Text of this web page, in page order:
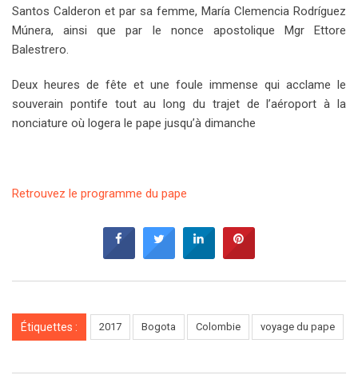
Santos Calderon et par sa femme, María Clemencia Rodríguez
Múnera, ainsi que par le nonce apostolique Mgr Ettore
Balestrero.
Deux heures de fête et une foule immense qui acclame le
souverain pontife tout au long du trajet de l’aéroport à la
nonciature où logera le pape jusqu’à dimanche
Retrouvez le programme du pape
Étiquettes : 2017 Bogota Colombie voyage du pape